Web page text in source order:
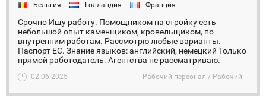
Бельгия Голландия Франция
Срочно Ищу работу. Помощником на стройку есть
небольшой опыт каменщиком, кровельщиком, по
внутренним работам. Рассмотрю любые варианты.
Паспорт ЕС. Знание языков: английский, немецкий Только
прямой работодатель. Агентства не рассматриваю.
02.06.2025 Рабочий персонал / Рабочий